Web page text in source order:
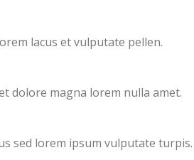
lacus et vulputate pellen.
dolore magna lorem nulla amet.
sed lorem ipsum vulputate turpis.